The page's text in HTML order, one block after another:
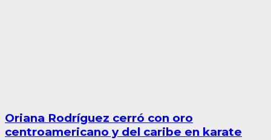
Oriana Rodríguez cerró con oro
centroamericano y del caribe en karate